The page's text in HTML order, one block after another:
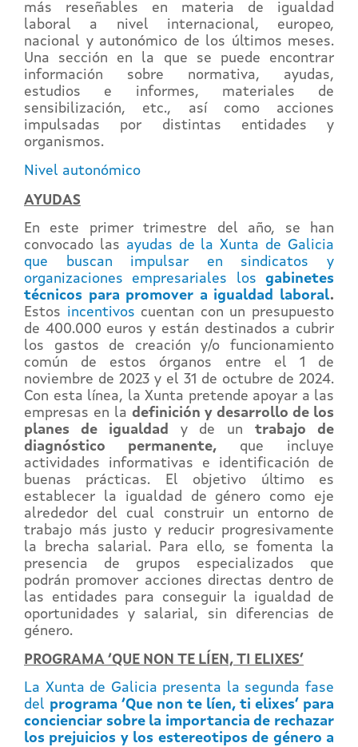
más reseñables en materia de igualdad
laboral a nivel internacional, europeo,
nacional y autonómico de los últimos meses.
Una sección en la que se puede encontrar
información sobre normativa, ayudas,
estudios e informes, materiales de
sensibilización, etc., así como acciones
impulsadas por distintas entidades y
organismos.
Nivel autonómico
AYUDAS
En este primer trimestre del año, se han
convocado las ayudas de la Xunta de Galicia
que buscan impulsar en sindicatos y
organizaciones empresariales los gabinetes
técnicos para promover a igualdad laboral.
Estos incentivos cuentan con un presupuesto
de 400.000 euros y están destinados a cubrir
los gastos de creación y/o funcionamiento
común de estos órganos entre el 1 de
noviembre de 2023 y el 31 de octubre de 2024.
Con esta línea, la Xunta pretende apoyar a las
empresas en la definición y desarrollo de los
planes de igualdad
y de untrabajo de
diagnóstico permanente, que incluye
actividades informativas e identificación de
buenas prácticas. El objetivo último es
establecer la igualdad de género como eje
alrededor del cual construir un entorno de
trabajo más justo y reducir progresivamente
la brecha salarial. Para ello, se fomenta la
presencia de grupos especializados que
podrán promover acciones directas dentro de
las entidades para conseguir la igualdad de
oportunidades y salarial, sin diferencias de
género.
PROGRAMA ‘QUE NON TE LÍEN, TI ELIXES’
La Xunta de Galicia presenta la segunda fase
del programa ‘Que non te líen, ti elixes’ para
concienciar sobre la importancia de rechazar
los prejuicios y los estereotipos de género a